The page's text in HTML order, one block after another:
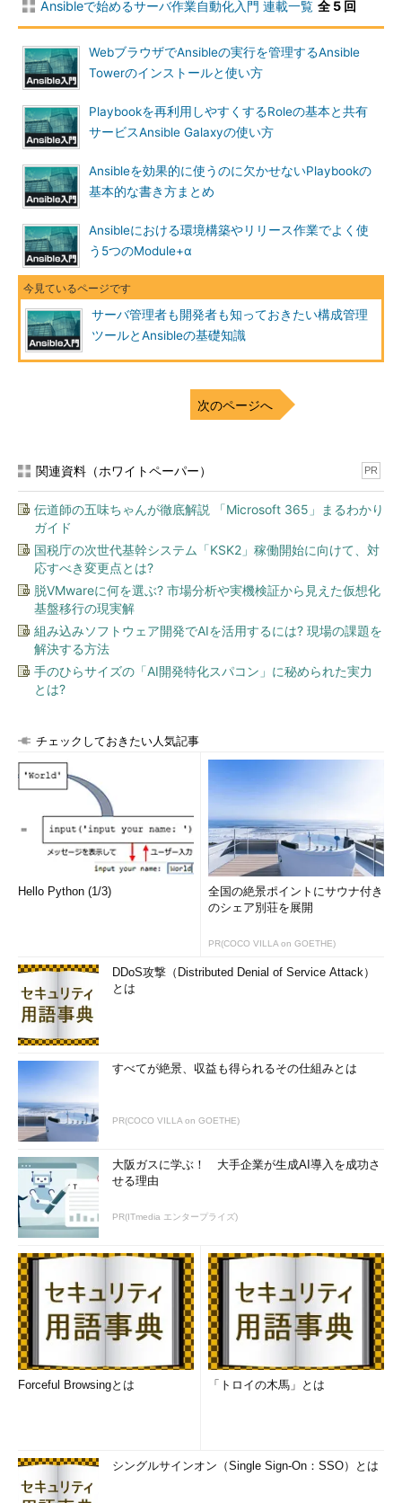
Ansibleで始めるサーバ作業自動化入門 連載一覧 全 5 回
WebブラウザでAnsibleの実行を管理するAnsible
Towerのインストールと使い方
Playbookを再利用しやすくするRoleの基本と共有
サービスAnsible Galaxyの使い方
Ansibleを効果的に使うのに欠かせないPlaybookの
基本的な書き方まとめ
Ansibleにおける環境構築やリリース作業でよく使
う5つのModule+α
サーバ管理者も開発者も知っておきたい構成管理
ツールとAnsibleの基礎知識
次のページへ
関連資料（ホワイトペーパー） PR
伝道師の五味ちゃんが徹底解説 「Microsoft 365」まるわかり
ガイド
国税庁の次世代基幹システム「KSK2」稼働開始に向けて、対
応すべき変更点とは?
脱VMwareに何を選ぶ? 市場分析や実機検証から見えた仮想化
基盤移行の現実解
組み込みソフトウェア開発でAIを活用するには? 現場の課題を
解決する方法
手のひらサイズの「AI開発特化スパコン」に秘められた実力
とは?
チェックしておきたい人気記事
Hello Python (1/3)
全国の絶景ポイントにサウナ付き
のシェア別荘を展開
PR(COCO VILLA on GOETHE)
DDoS攻撃（Distributed Denial of Service Attack）
とは
すべてが絶景、収益も得られるその仕組みとは
PR(COCO VILLA on GOETHE)
大阪ガスに学ぶ！ 大手企業が生成AI導入を成功さ
せる理由
PR(ITmedia エンタープライズ)
Forceful Browsingとは 「トロイの木馬」とは
シングルサインオン（Single Sign-On：SSO）とは